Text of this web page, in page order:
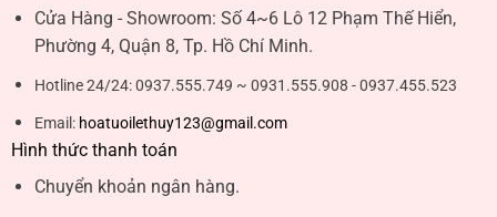
Cửa Hàng - Showroom: Số 4~6 Lô 12 Phạm Thế Hiển,
Phường 4, Quận 8, Tp. Hồ Chí Minh.
Hotline 24/24:0937.555.749 ~ 0931.555.908 - 0937.455.523
Email: hoatuoilethuy123@gmail.com
Hình thức thanh toán
Chuyển khoản ngân hàng.